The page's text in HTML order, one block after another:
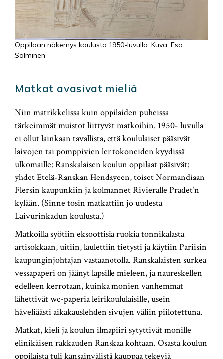
Oppilaan näkemys koulusta 1950-luvulla. Kuva: Esa
Salminen
Matkat avasivat mieliä
Niin matrikkelissa kuin oppilaiden puheissa
tärkeimmät muistot liittyvät matkoihin. 1950- luvulla
ei ollut lainkaan tavallista, että koululaiset pääsivät
laivojen tai pomppivien lentokoneiden kyydissä
ulkomaille: Ranskalaisen koulun oppilaat pääsivät:
yhdet Etelä-Ranskan Hendayeen, toiset Normandiaan
Flersin kaupunkiin ja kolmannet Rivieralle Pradet’n
kylään. (Sinne tosin matkattiin jo uudesta
Laivurinkadun koulusta.)
Matkoilla syötiin eksoottisia ruokia tonnikalasta
artisokkaan, uitiin, laulettiin tietysti ja käytiin Pariisin
kaupunginjohtajan vastaanotolla. Ranskalaisten surkea
vessapaperi on jäänyt lapsille mieleen, ja naureskellen
edelleen kerrotaan, kuinka monien vanhemmat
lähettivät wc-paperia leirikoululaisille, usein
häveliäästi aikakauslehden sivujen väliin piilotettuna.
Matkat, kieli ja koulun ilmapiiri sytyttivät monille
elinikäisen rakkauden Ranskaa kohtaan. Osasta koulun
oppilaista tuli kansainvälistä kauppaa tekeviä